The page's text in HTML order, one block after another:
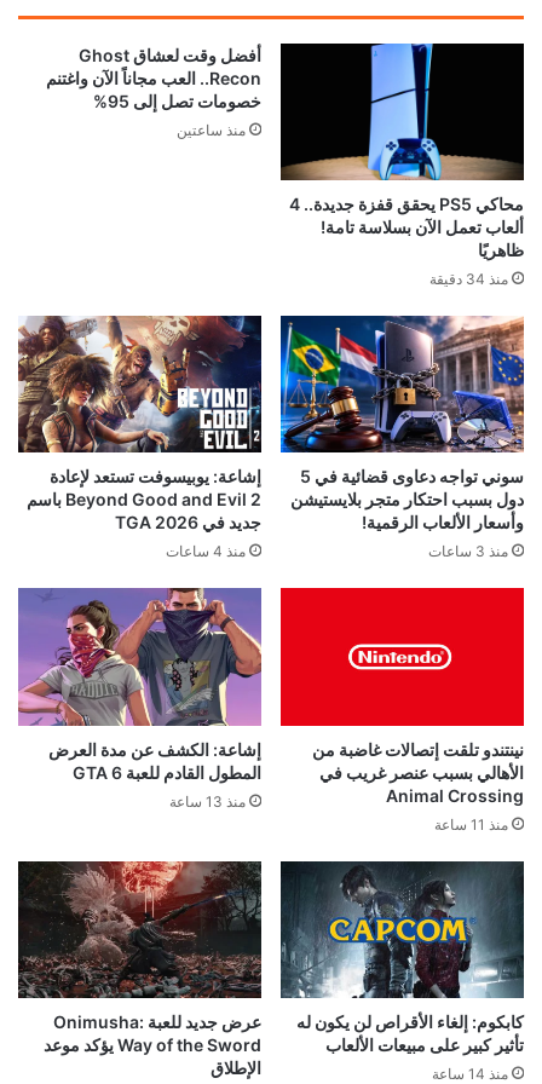
محاكي PS5 يحقق قفزة جديدة.. 4
ألعاب تعمل الآن بسلاسة تامة!
ظاهريًا
منذ 34 دقيقة
أفضل وقت لعشاق Ghost
Recon.. العب مجاناً الآن واغتنم
خصومات تصل إلى 95%
منذ ساعتين
سوني تواجه دعاوى قضائية في 5
دول بسبب احتكار متجر بلايستيشن
وأسعار الألعاب الرقمية!
منذ 3 ساعات
إشاعة: يوبيسوفت تستعد لإعادة
Beyond Good and Evil 2 باسم
جديد في TGA 2026
منذ 4 ساعات
نينتندو تلقت إتصالات غاضبة من
الأهالي بسبب عنصر غريب في
Animal Crossing
منذ 11 ساعة
إشاعة: الكشف عن مدة العرض
المطول القادم للعبة GTA 6
منذ 13 ساعة
كابكوم: إلغاء الأقراص لن يكون له
تأثير كبير على مبيعات الألعاب
منذ 14 ساعة
عرض جديد للعبة Onimusha:
Way of the Sword يؤكد موعد
الإطلاق